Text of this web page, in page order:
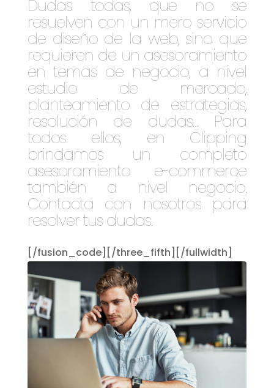
Dudas todas, que no se
resuelven con un mero servicio
de diseño de la web, sino que
requieren de un asesoramiento
en temas de negocio, a nivel
estudio de mercado,
planteamiento de estrategias,
resolución de dudas… Para
todos ellos, en Clipping
brindamos un completo
asesoramiento e-commerce
también a nivel negocio.
Contacta con nosotros para
resolver tus dudas.
[/fusion_code][/three_fifth][/fullwidth]